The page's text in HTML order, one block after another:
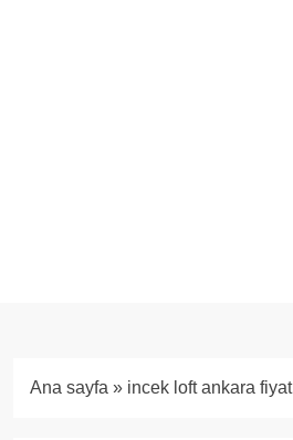
Ana sayfa » incek loft ankara fiyat